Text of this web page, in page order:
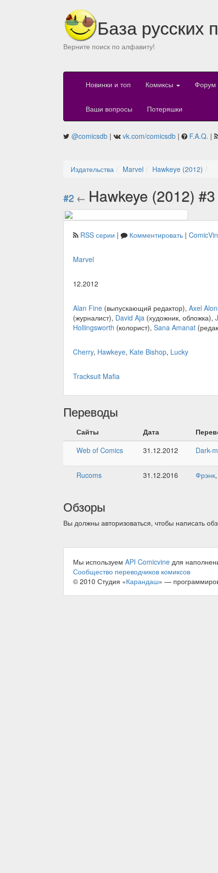
База русских
Верните поиск по алфавиту!
Новинки и топ Комиксы Форум
Ваши вопросы Потеряшки
@comicsdb | vk.com/comicsdb | F.A.Q. |
Издательства Marvel Hawkeye (2012)
#2 ← Hawkeye (2012)
RSS серии | Комментировать |
Marvel
12.2012
Alan Fine (выпускающий редактор), Axel
(журналист), David Aja (художник, обложка),
Hollingsworth (колорист), Sana Amanat
Cherry, Hawkeye, Kate Bishop, Lucky
Tracksuit Mafia
Переводы
Сайты Дата
Web of Comics
31.12.2012 Dark-
Rucoms 31.12.2016 Фрэнк
Обзоры
Вы должны авторизоваться, чтобы написать
Мы используем API Comicvine для
Сообщество переводчиков комиксов
© 2010 Студия «Карандаш» —